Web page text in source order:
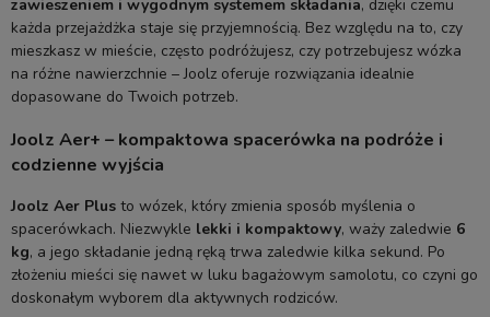
zawieszeniem i wygodnym systemem składania, dzięki czemu
każda przejażdżka staje się przyjemnością. Bez względu na to, czy
mieszkasz w mieście, często podróżujesz, czy potrzebujesz wózka
na różne nawierzchnie – Joolz oferuje rozwiązania idealnie
dopasowane do Twoich potrzeb.
Joolz Aer+ – kompaktowa spacerówka na podróże i
codzienne wyjścia
Joolz Aer Plus to wózek, który zmienia sposób myślenia o
spacerówkach. Niezwykle lekki i kompaktowy, waży zaledwie 6
kg, a jego składanie jedną ręką trwa zaledwie kilka sekund. Po
złożeniu mieści się nawet w luku bagażowym samolotu, co czyni go
doskonałym wyborem dla aktywnych rodziców.